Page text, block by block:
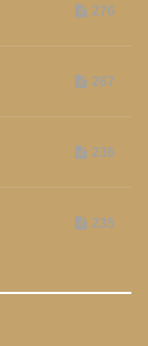
276
267
236
235